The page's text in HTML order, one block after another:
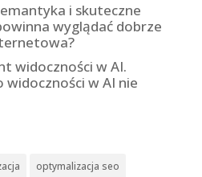
i skuteczne
wyglądać dobrze
widoczności w AI.
w AI nie
optymalizacja seo